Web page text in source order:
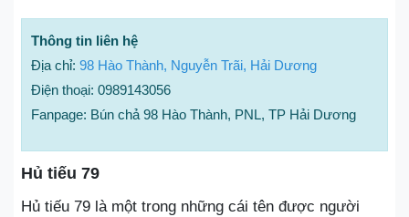
Thông tin liên hệ
Địa chỉ: 98 Hào Thành, Nguyễn Trãi, Hải Dương
Điện thoại: 0989143056
Fanpage: Bún chả 98 Hào Thành, PNL, TP Hải Dương
Hủ tiếu 79
Hủ tiếu 79 là một trong những cái tên được người